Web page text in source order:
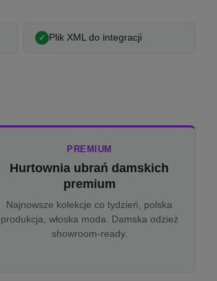
Plik XML do integracji
PREMIUM
Hurtownia ubrań damskich
premium
Najnowsze kolekcje co tydzień, polska
produkcja, włoska moda. Damska odzież
showroom-ready.